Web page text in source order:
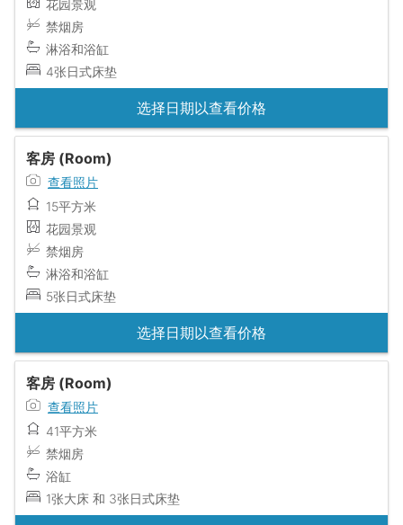
花园景观
禁烟房
淋浴和浴缸
4张日式床垫
选择日期以查看价格
客房 (Room)
查看照片
15平方米
花园景观
禁烟房
淋浴和浴缸
5张日式床垫
选择日期以查看价格
客房 (Room)
查看照片
41平方米
禁烟房
浴缸
1张大床 和 3张日式床垫